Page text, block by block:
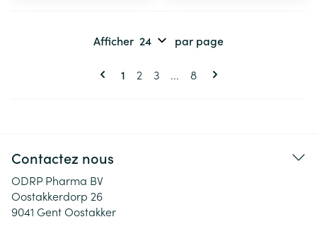
Pages
Vous lisez actuellement la page
1 Page
2 Page
3 ... Page
8
Afficher par page
Contactez nous
ODRP Pharma BV
Oostakkerdorp 26
9041 Gent Oostakker